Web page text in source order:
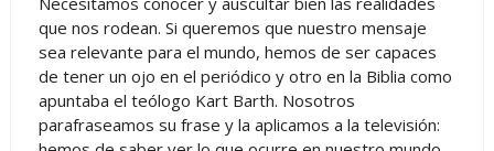
que nos rodean. Si queremos que nuestro mensaje
sea relevante para el mundo, hemos de ser capaces
de tener un ojo en el periódico y otro en la Biblia como
apuntaba el teólogo Kart Barth. Nosotros
parafraseamos su frase y la aplicamos a la televisión: